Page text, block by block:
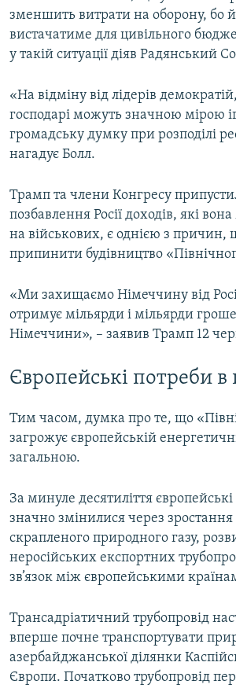
зменшить витрати на оборону, бо
вистачатиме для цивільного
у такій ситуації діяв Радянський
«На відміну від лідерів
господарі можуть значною мірою
громадську думку при розподілі
нагадує Болл.
Трамп та члени Конгресу
позбавлення Росії доходів, які
на військових, є однією з причин,
припинити будівництво
«Ми захищаємо Німеччину від
отримує мільярди і мільярди
Німеччини», – заявив Трамп 12
Європейські потреби в
Тим часом, думка про те, що
загрожує європейській
загальною.
За минуле десятиліття
значно змінилися через
скрапленого природного газу,
неросійських експортних
зв’язок між європейськими
Трансадріатичний трубопровід
вперше почне транспортувати
азербайджанської ділянки
Європи. Початково трубопровід